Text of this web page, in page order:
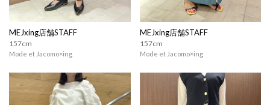
MEJxing店舗STAFF
157cm
Mode et Jacomo×ing
MEJxing店舗STAFF
157cm
Mode et Jacomo×ing